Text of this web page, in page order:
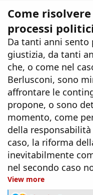
Come
processi
Da tanti anni
giustizia, da tanti
che, o come nel
Berlusconi, sono
affrontare le
propone, o sono
momento, come
della
caso, la riforma
inevitabilmente
nel secondo caso
View more